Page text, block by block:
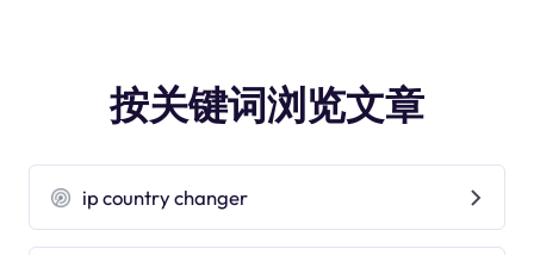
按关键词浏览文章
ip country changer